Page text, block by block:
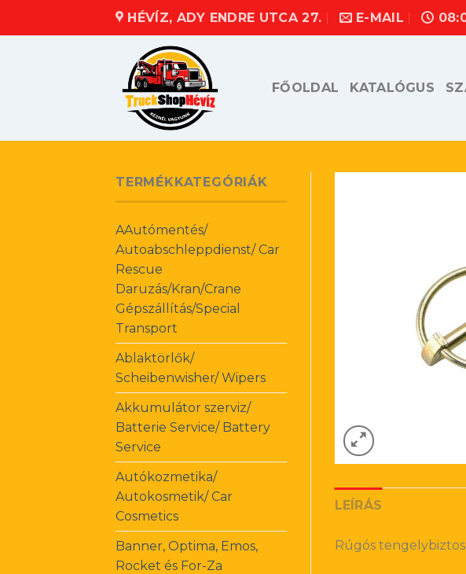
HÉVÍZ, ADY ENDRE UTCA 27. E-MAIL
FŐOLDAL KATALÓGUS
TERMÉKKATEGÓRIÁK
AAutómentés/
Autoabschleppdienst/ Car
Rescue
Daruzás/Kran/Crane
Gépszállítás/Special
Transport
Ablaktörlők/
Scheibenwisher/ Wipers
Akkumulátor szerviz/
Batterie Service/ Battery
Service
Autókozmetika/
Autokosmetik/ Car
Cosmetics
Banner, Optima, Emos,
Rocket és For-Za
LEÍRÁS
Rúgós